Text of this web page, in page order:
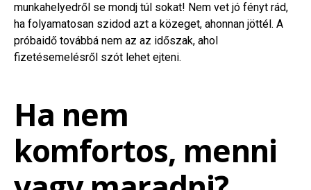
munkahelyedről se mondj túl sokat! Nem vet jó fényt rád,
ha folyamatosan szidod azt a közeget, ahonnan jöttél. A
próbaidő továbbá nem az az időszak, ahol
fizetésemelésről szót lehet ejteni.
Ha nem
komfortos, menni